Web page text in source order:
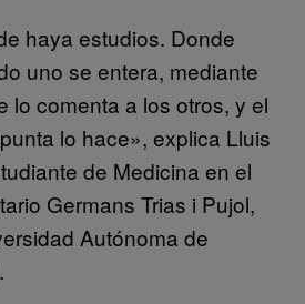
haya estudios. Donde
uno se entera, mediante
lo comenta a los otros, y el
lo hace», explica Lluis
de Medicina en el
Germans Trias i Pujol,
Autónoma de